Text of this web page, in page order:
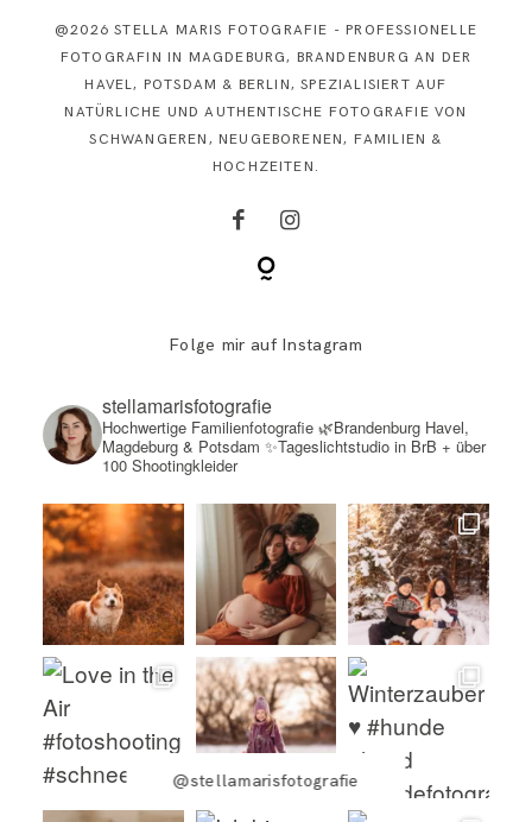
@2026 STELLA MARIS FOTOGRAFIE - PROFESSIONELLE
FOTOGRAFIN IN MAGDEBURG, BRANDENBURG AN DER
HAVEL, POTSDAM & BERLIN, SPEZIALISIERT AUF
NATÜRLICHE UND AUTHENTISCHE FOTOGRAFIE VON
SCHWANGEREN, NEUGEBORENEN, FAMILIEN &
HOCHZEITEN.
Folge mir auf Instagram
@stellamarisfotografie
stellamarisfotografie
Hochwertige Familienfotografie🌿Brandenburg Havel,
Magdeburg & Potsdam ✨Tageslichtstudio in BrB + über
100 Shootingkleider